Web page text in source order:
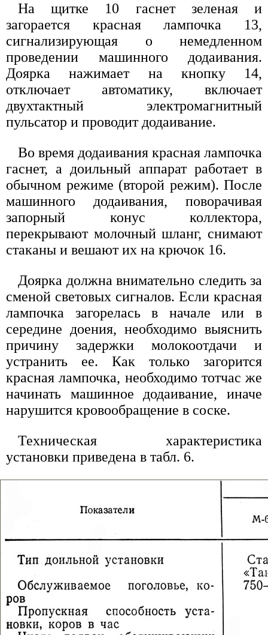
На щитке 10 гаснет зеленая и
загорается красная лампочка 13,
сигнализирующая о немедленном
проведении машинного додаивания.
Доярка нажимает на кнопку 14,
отключает автоматику, включает
двухтактный электромагнитный
пульсатор и проводит додаивание.
Во время додаивания красная лампочка
гаснет, а доильный аппарат работает в
обычном режиме (второй режим). После
машинного додаивания, поворачивая
запорный конус коллектора,
перекрывают молочный шланг, снимают
стаканы и вешают их на крючок 16.
Доярка должна внимательно следить за
сменой световых сигналов. Если красная
лампочка загорелась в начале или в
середине доения, необходимо выяснить
причину задержки молокоотдачи и
устранить ее. Как только загорится
красная лампочка, необходимо тотчас же
начинать машинное додаивание, иначе
нарушится кровообращение в соске.
Техническая характеристика
установки приведена в табл. 6.